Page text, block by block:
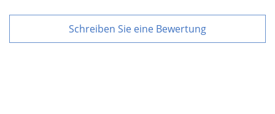
Schreiben Sie eine Bewertung